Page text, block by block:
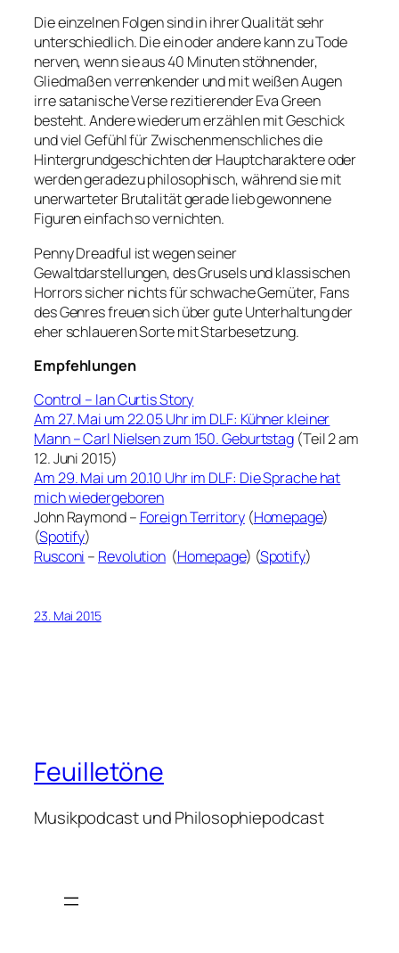
Die einzelnen Folgen sind in ihrer Qualität sehr
unterschiedlich. Die ein oder andere kann zu Tode
nerven, wenn sie aus 40 Minuten stöhnender,
Gliedmaßen verrenkender und mit weißen Augen
irre satanische Verse rezitierender Eva Green
besteht. Andere wiederum erzählen mit Geschick
und viel Gefühl für Zwischenmenschliches die
Hintergrundgeschichten der Hauptcharaktere oder
werden geradezu philosophisch, während sie mit
unerwarteter Brutalität gerade lieb gewonnene
Figuren einfach so vernichten.
Penny Dreadful ist wegen seiner
Gewaltdarstellungen, des Grusels und klassischen
Horrors sicher nichts für schwache Gemüter, Fans
des Genres freuen sich über gute Unterhaltung der
eher schlaueren Sorte mit Starbesetzung.
Empfehlungen
Control – Ian Curtis Story
Am 27. Mai um 22.05 Uhr im DLF: Kühner kleiner
Mann – Carl Nielsen zum 150. Geburtstag (Teil 2 am
12. Juni 2015)
Am 29. Mai um 20.10 Uhr im DLF: Die Sprache hat
mich wiedergeboren
John Raymond – Foreign Territory(Homepage)
(Spotify)
Rusconi – Revolution (Homepage) (Spotify)
23. Mai 2015
Feuilletöne
Musikpodcast und Philosophiepodcast